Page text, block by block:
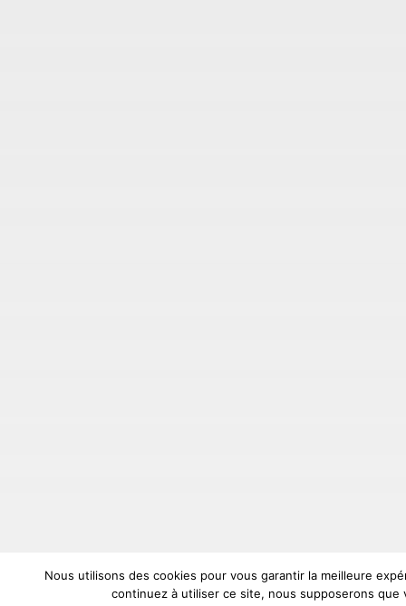
Nous utilisons des cookies pour vous garantir la meilleure
continuez à utiliser ce site, nous supposerons que